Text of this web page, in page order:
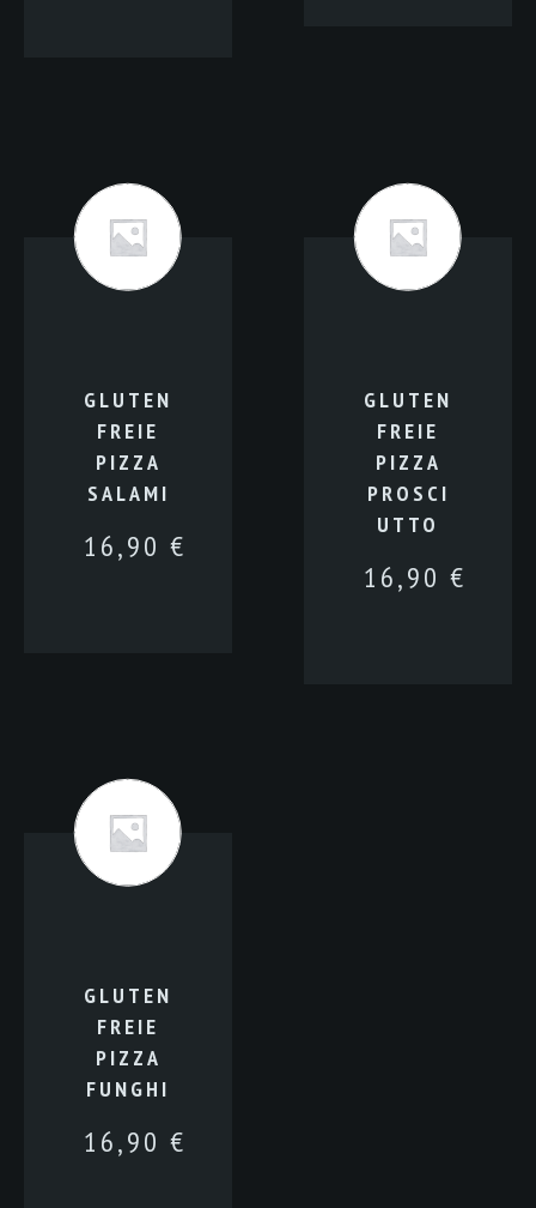
GLUTEN
FREIE
PIZZA
SALAMI
16,90 €
GLUTEN
FREIE
PIZZA
PROSCI
UTTO
16,90 €
GLUTEN
FREIE
PIZZA
FUNGHI
16,90 €